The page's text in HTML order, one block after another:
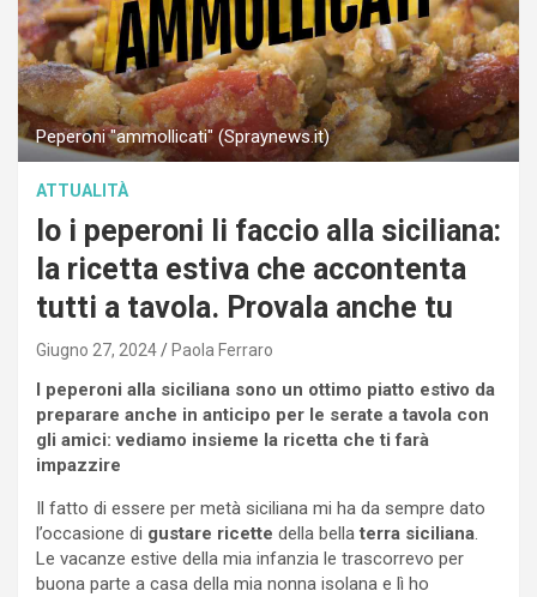
Peperoni "ammollicati" (Spraynews.it)
ATTUALITÀ
Io i peperoni li faccio alla siciliana:
la ricetta estiva che accontenta
tutti a tavola. Provala anche tu
Giugno 27, 2024 Paola Ferraro
I peperoni alla siciliana sono un ottimo piatto estivo da
preparare anche in anticipo per le serate a tavola con
gli amici: vediamo insieme la ricetta che ti farà
impazzire
Il fatto di essere per metà siciliana mi ha da sempre dato
l’occasione di gustare ricette della bellaterra siciliana.
Le vacanze estive della mia infanzia le trascorrevo per
buona parte a casa della mia nonna isolana e lì ho